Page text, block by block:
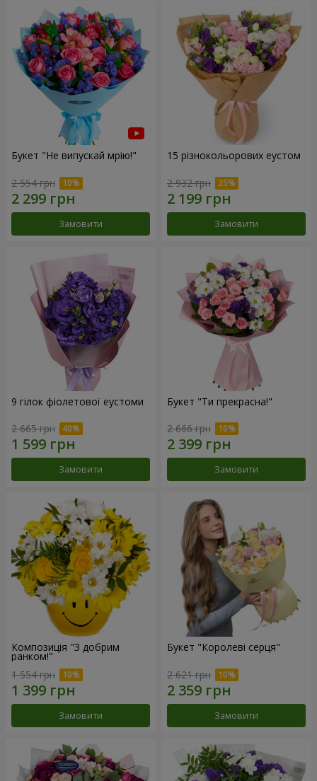
Букет "Не випускай мрію!"
2 554 грн
Замовити
15 різнокольорових еустом
2 932 грн
Замовити
9 гілок фіолетової еустоми
2 665 грн
Замовити
Букет "Ти прекрасна!"
2 666 грн
Замовити
Композиція "З добрим
ранком!"
1 554 грн
Замовити
Букет "Королеві серця"
2 621 грн
Замовити